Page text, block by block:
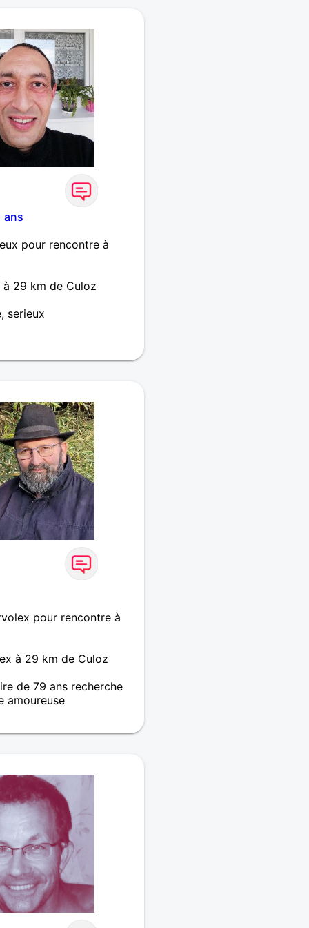
ans
pour rencontre à
29 km de Culoz
serieux
pour rencontre à
à 29 km de Culoz
de 79 ans recherche
amoureuse
grand voyageur !
aussi diverses que
de réussites,
sauvegarder l'humilité !)
et de pure fidélité
de 10 ans ma
par Amour ! par
accord, notre
viens de sortir mon 12
le suivant je suis à la
pour m'inspirer ! ...
(bio &